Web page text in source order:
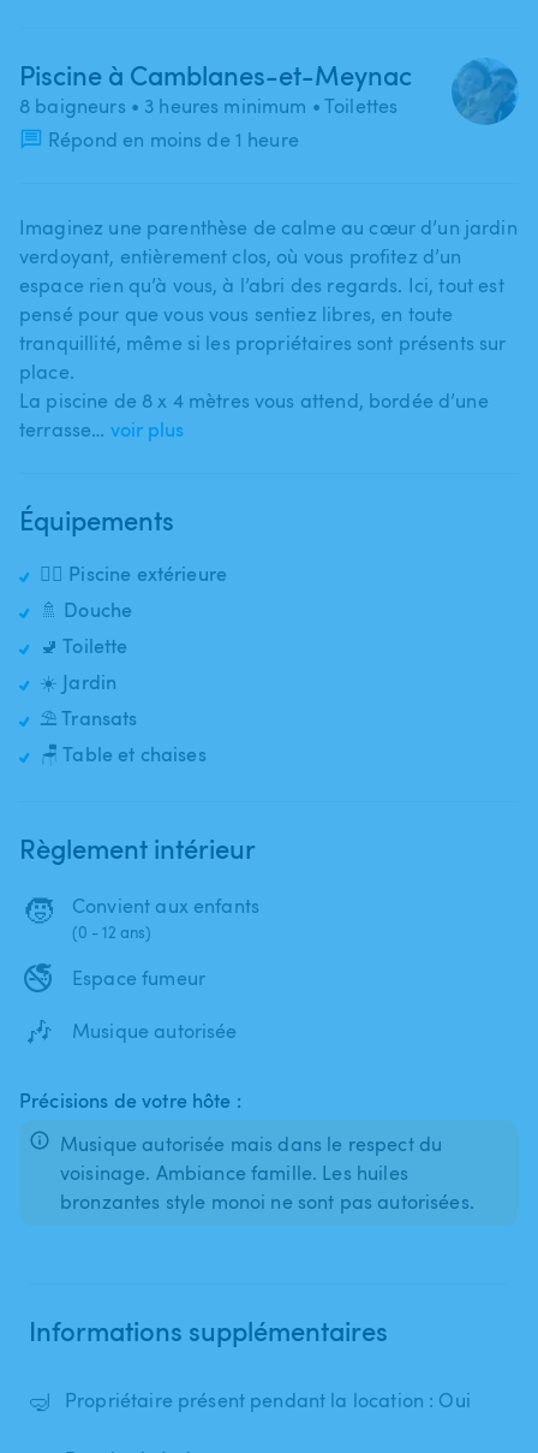
Piscine à Camblanes-et-Meynac
8 baigneurs • 3 heures minimum • Toilettes
Répond en moins de 1 heure
Imaginez une parenthèse de calme au cœur d’un jardin
verdoyant​,​ entièrement clos​,​ où vous profitez d’un
espace rien qu’à vous​,​ à l’abri des regards. Ici​,​ tout est
pensé pour que vous vous sentiez libres​,​ en toute
tranquillité​,​ même si les propriétaires sont présents sur
place.
La piscine de 8 x 4 mètres vous attend​,​ bordée d’une
terrasse… voir plus
Équipements
🏊‍♂️ Piscine extérieure
🚿 Douche
🚽 Toilette
☀️ Jardin
⛱️ Transats
🪑 Table et chaises
Règlement intérieur
🧒 Convient aux enfants
(0 - 12 ans)
🚭 Espace fumeur
🎶 Musique autorisée
Précisions de votre hôte :
Musique autorisée mais dans le respect du
voisinage. Ambiance famille. Les huiles
bronzantes style monoi ne sont pas autorisées.
Informations supplémentaires
🤿 Propriétaire présent pendant la location : Oui